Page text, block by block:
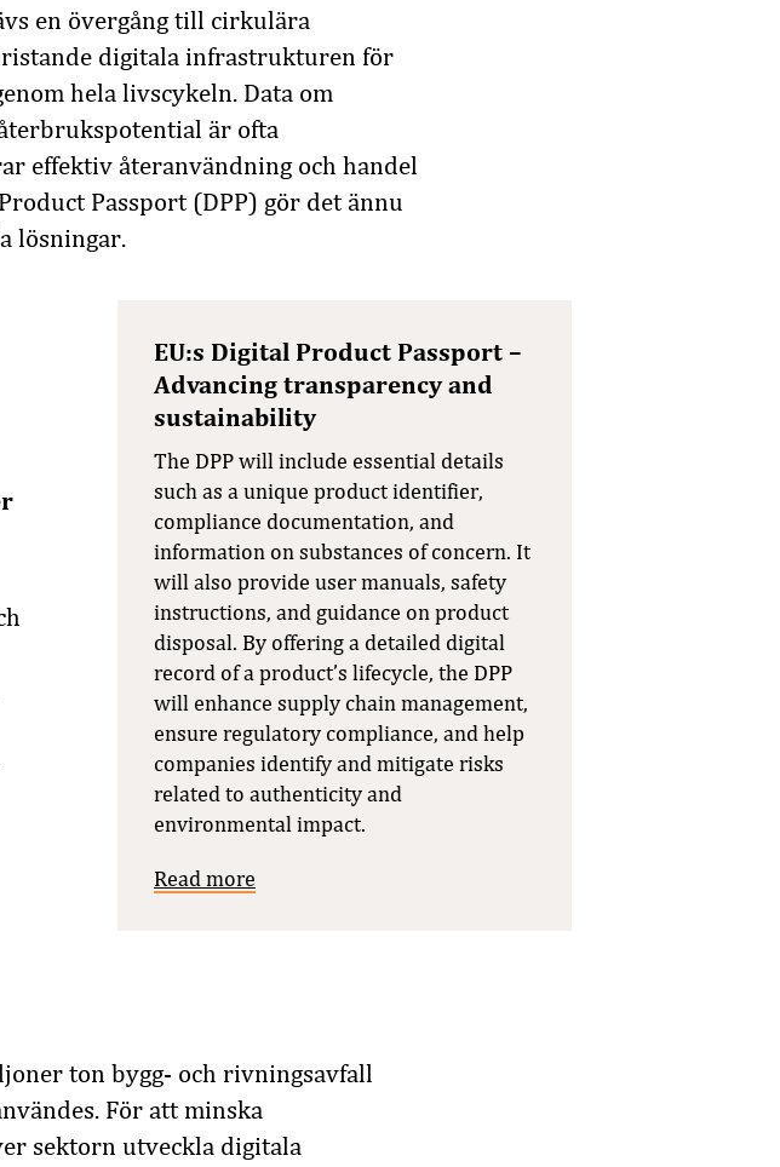
en övergång till cirkulära
digitala infrastrukturen för
hela livscykeln. Data om
är ofta
effektiv återanvändning och handel
Passport (DPP) gör det ännu
lösningar.
EU:s Digital Product Passport –
Advancing transparency and
sustainability
The DPP will include essential details
such as a unique product identifier,
compliance documentation, and
information on substances of concern. It
will also provide user manuals, safety
instructions, and guidance on product
disposal. By offering a detailed digital
record of a product’s lifecycle, the DPP
will enhance supply chain management,
ensure regulatory compliance, and help
companies identify and mitigate risks
related to authenticity and
environmental impact.
Read more
ton bygg- och rivningsavfall
För att minska
sektorn utveckla digitala